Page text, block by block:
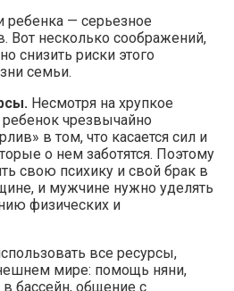
— серьезное
Вот несколько соображений,
снизить риски этого
семьи.
Несмотря на хрупкое
чрезвычайно
в том, что касается сил и
о нем заботятся. Поэтому
свою психику и свой брак в
и мужчине нужно уделять
физических и
все ресурсы,
мире: помощь няни,
бассейн, общение с